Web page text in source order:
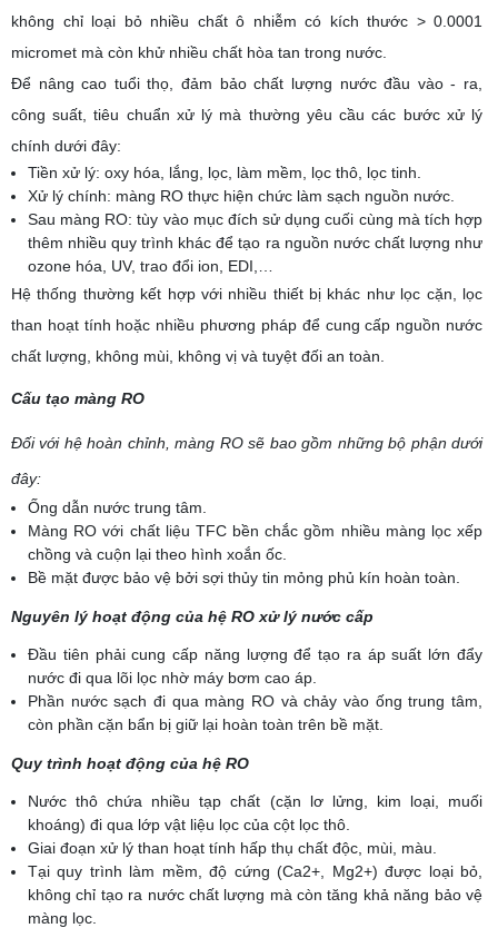
không chỉ loại bỏ nhiều chất ô nhiễm có kích thước > 0.0001
micromet mà còn khử nhiều chất hòa tan trong nước.
Để nâng cao tuổi thọ, đảm bảo chất lượng nước đầu vào - ra,
công suất, tiêu chuẩn xử lý mà thường yêu cầu các bước xử lý
chính dưới đây:
Tiền xử lý: oxy hóa, lắng, lọc, làm mềm, lọc thô, lọc tinh.
Xử lý chính: màng RO thực hiện chức làm sạch nguồn nước.
Sau màng RO: tùy vào mục đích sử dụng cuối cùng mà tích hợp
thêm nhiều quy trình khác để tạo ra nguồn nước chất lượng như
ozone hóa, UV, trao đổi ion, EDI,…
Hệ thống thường kết hợp với nhiều thiết bị khác như lọc cặn, lọc
than hoạt tính hoặc nhiều phương pháp để cung cấp nguồn nước
chất lượng, không mùi, không vị và tuyệt đối an toàn.
Cấu tạo màng RO
Đối với hệ hoàn chỉnh, màng RO sẽ bao gồm những bộ phận dưới
đây:
Ống dẫn nước trung tâm.
Màng RO với chất liệu TFC bền chắc gồm nhiều màng lọc xếp
chồng và cuộn lại theo hình xoắn ốc.
Bề mặt được bảo vệ bởi sợi thủy tin mỏng phủ kín hoàn toàn.
Nguyên lý hoạt động của hệ RO xử lý nước cấp
Đầu tiên phải cung cấp năng lượng để tạo ra áp suất lớn đẩy
nước đi qua lõi lọc nhờ máy bơm cao áp.
Phần nước sạch đi qua màng RO và chảy vào ống trung tâm,
còn phần cặn bẩn bị giữ lại hoàn toàn trên bề mặt.
Quy trình hoạt động của hệ RO
Nước thô chứa nhiều tạp chất (cặn lơ lửng, kim loại, muối
khoáng) đi qua lớp vật liệu lọc của cột lọc thô.
Giai đoạn xử lý than hoạt tính hấp thụ chất độc, mùi, màu.
Tại quy trình làm mềm, độ cứng (Ca2+, Mg2+) được loại bỏ,
không chỉ tạo ra nước chất lượng mà còn tăng khả năng bảo vệ
màng lọc.